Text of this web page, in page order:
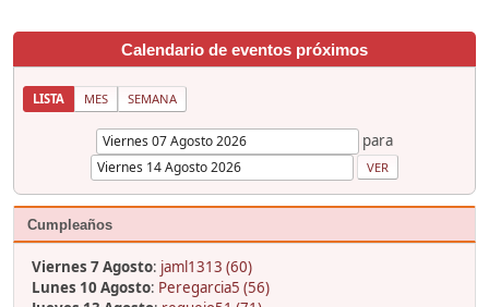
Calendario de eventos próximos
LISTA MES SEMANA
para
Cumpleaños
Viernes 7 Agosto: jaml1313 (60)
Lunes 10 Agosto: Peregarcia5 (56)